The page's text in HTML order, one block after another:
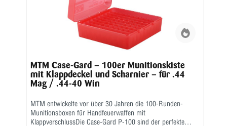
MTM Case-Gard – 100er Munitionskiste
mit Klappdeckel und Scharnier – für .44
Mag / .44-40 Win
MTM entwickelte vor über 30 Jahren die 100-Runden-
Munitionsboxen für Handfeuerwaffen mit
KlappverschlussDie Case-Gard P-100 sind der perfekte